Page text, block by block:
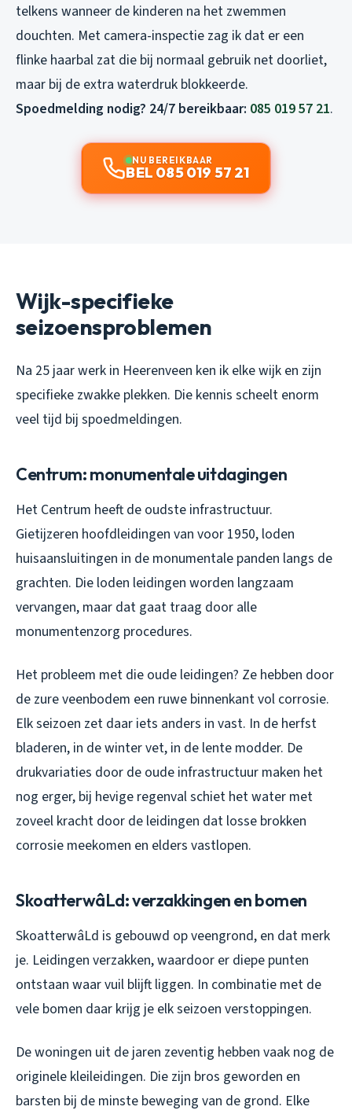
telkens wanneer de kinderen na het zwemmen
douchten. Met camera-inspectie zag ik dat er een
flinke haarbal zat die bij normaal gebruik net doorliet,
maar bij de extra waterdruk blokkeerde.
Spoedmelding nodig? 24/7 bereikbaar: 085 019 57 21.
NU BEREIKBAAR
BEL 085 019 57 21
Wijk-specifieke
seizoensproblemen
Na 25 jaar werk in Heerenveen ken ik elke wijk en zijn
specifieke zwakke plekken. Die kennis scheelt enorm
veel tijd bij spoedmeldingen.
Centrum: monumentale uitdagingen
Het Centrum heeft de oudste infrastructuur.
Gietijzeren hoofdleidingen van voor 1950, loden
huisaansluitingen in de monumentale panden langs de
grachten. Die loden leidingen worden langzaam
vervangen, maar dat gaat traag door alle
monumentenzorg procedures.
Het probleem met die oude leidingen? Ze hebben door
de zure veenbodem een ruwe binnenkant vol corrosie.
Elk seizoen zet daar iets anders in vast. In de herfst
bladeren, in de winter vet, in de lente modder. De
drukvariaties door de oude infrastructuur maken het
nog erger, bij hevige regenval schiet het water met
zoveel kracht door de leidingen dat losse brokken
corrosie meekomen en elders vastlopen.
SkoatterwâLd: verzakkingen en bomen
SkoatterwâLd is gebouwd op veengrond, en dat merk
je. Leidingen verzakken, waardoor er diepe punten
ontstaan waar vuil blijft liggen. In combinatie met de
vele bomen daar krijg je elk seizoen verstoppingen.
De woningen uit de jaren zeventig hebben vaak nog de
originele kleileidingen. Die zijn bros geworden en
barsten bij de minste beweging van de grond. Elke